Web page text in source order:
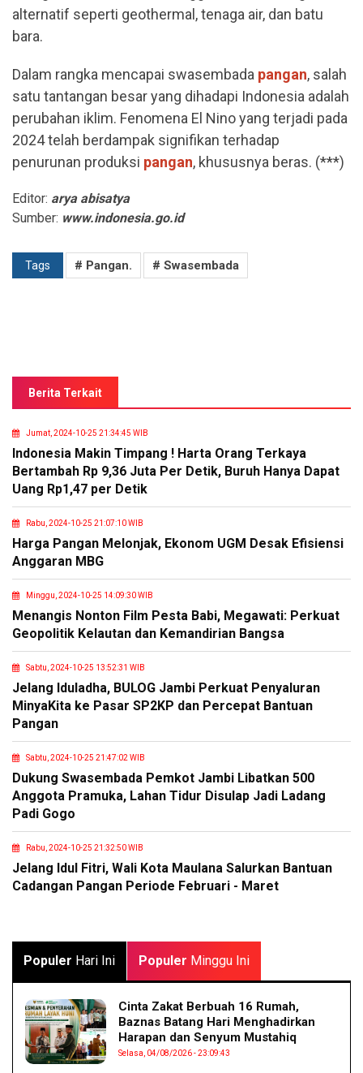
alternatif seperti geothermal, tenaga air, dan batu
bara.
Dalam rangka mencapai swasembada pangan, salah
satu tantangan besar yang dihadapi Indonesia adalah
perubahan iklim. Fenomena El Nino yang terjadi pada
2024 telah berdampak signifikan terhadap
penurunan produksi pangan, khususnya beras. (***)
Editor: arya abisatya
Sumber: www.indonesia.go.id
Tags # Pangan. # Swasembada
Berita Terkait
Jumat, 2024-10-25 21:34:45 WIB
Indonesia Makin Timpang ! Harta Orang Terkaya
Bertambah Rp 9,36 Juta Per Detik, Buruh Hanya Dapat
Uang Rp1,47 per Detik
Rabu, 2024-10-25 21:07:10 WIB
Harga Pangan Melonjak, Ekonom UGM Desak Efisiensi
Anggaran MBG
Minggu, 2024-10-25 14:09:30 WIB
Menangis Nonton Film Pesta Babi, Megawati: Perkuat
Geopolitik Kelautan dan Kemandirian Bangsa
Sabtu, 2024-10-25 13:52:31 WIB
Jelang Iduladha, BULOG Jambi Perkuat Penyaluran
MinyaKita ke Pasar SP2KP dan Percepat Bantuan
Pangan
Sabtu, 2024-10-25 21:47:02 WIB
Dukung Swasembada Pemkot Jambi Libatkan 500
Anggota Pramuka, Lahan Tidur Disulap Jadi Ladang
Padi Gogo
Rabu, 2024-10-25 21:32:50 WIB
Jelang Idul Fitri, Wali Kota Maulana Salurkan Bantuan
Cadangan Pangan Periode Februari - Maret
Populer Hari Ini Populer Minggu Ini
Cinta Zakat Berbuah 16 Rumah,
Baznas Batang Hari Menghadirkan
Harapan dan Senyum Mustahiq
Selasa, 04/08/2026 - 23:09:43